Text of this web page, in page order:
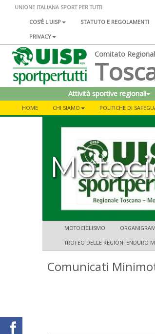
UNIONE ITALIANA SPORT PER TUTTI
COS'È L'UISP
STATUTO E REGOLAMENTI
PRIVACY
Comitato
Attività sportive regionali
HOME CHI SIAMO POLITICHE DI
MOTOCICLISMO
TROFEO DELLE REGIONI ENDURO
Comunicati